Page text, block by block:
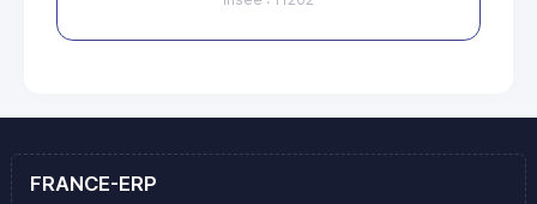
FRANCE-ERP